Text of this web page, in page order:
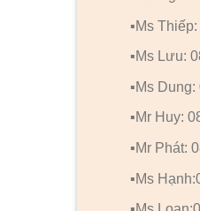
▪️Ms
▪️Ms Lưu:
▪️Ms
▪️Mr Huy:
▪️Mr Phát:
▪️Ms